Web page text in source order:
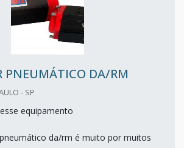
PNEUMÁTICO DA/RM
- SP
equipamento
da/rm é muito por muitos